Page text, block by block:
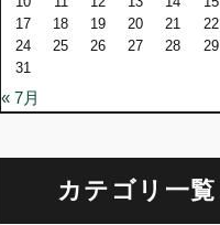
17
18 19 20 21 22
24
25 26 27 28 29
31
« 7月
カテゴリ一覧